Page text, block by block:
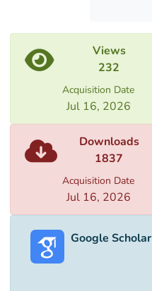
Views
232
Acquisition Date
Jul 16, 2026
Downloads
1837
Acquisition Date
Jul 16, 2026
Google Scholar